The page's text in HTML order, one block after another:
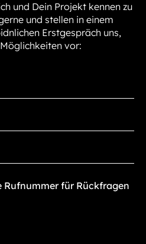
und Dein Projekt kennen zu
und stellen in einem
Erstgespräch uns,
vor: